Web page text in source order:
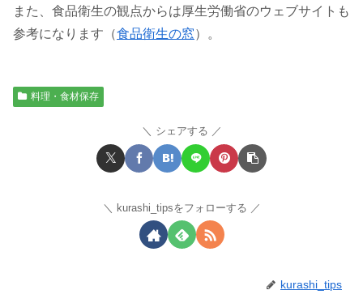
また、食品衛生の観点からは厚生労働省のウェブサイトも
参考になります（食品衛生の窓）。
料理・食材保存
シェアする
kurashi_tipsをフォローする
kurashi_tips